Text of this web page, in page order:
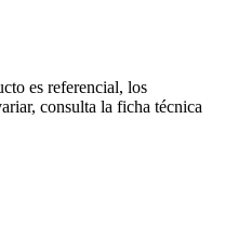
es referencial, los
consulta la ficha técnica